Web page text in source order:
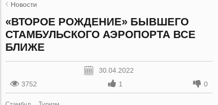
Новости
«ВТОРОЕ РОЖДЕНИЕ» БЫВШЕГО
СТАМБУЛЬСКОГО АЭРОПОРТА ВСЕ
БЛИЖЕ
30.04.2022
3752
1 0